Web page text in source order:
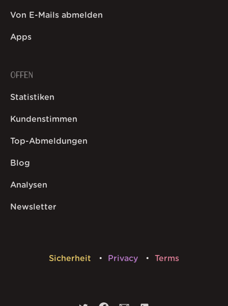
Von E-Mails abmelden
Apps
OFFEN
Statistiken
Kundenstimmen
Top-Abmeldungen
Blog
Analysen
Newsletter
Sicherheit Privacy Terms